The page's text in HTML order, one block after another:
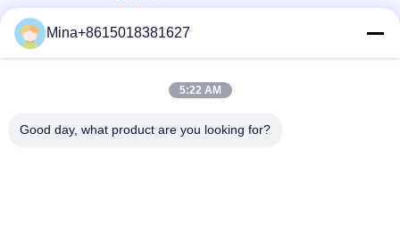
त्वरित संपर्क करें
Mina+8615018381627
5:22 AM
Good day, what product are you looking for?